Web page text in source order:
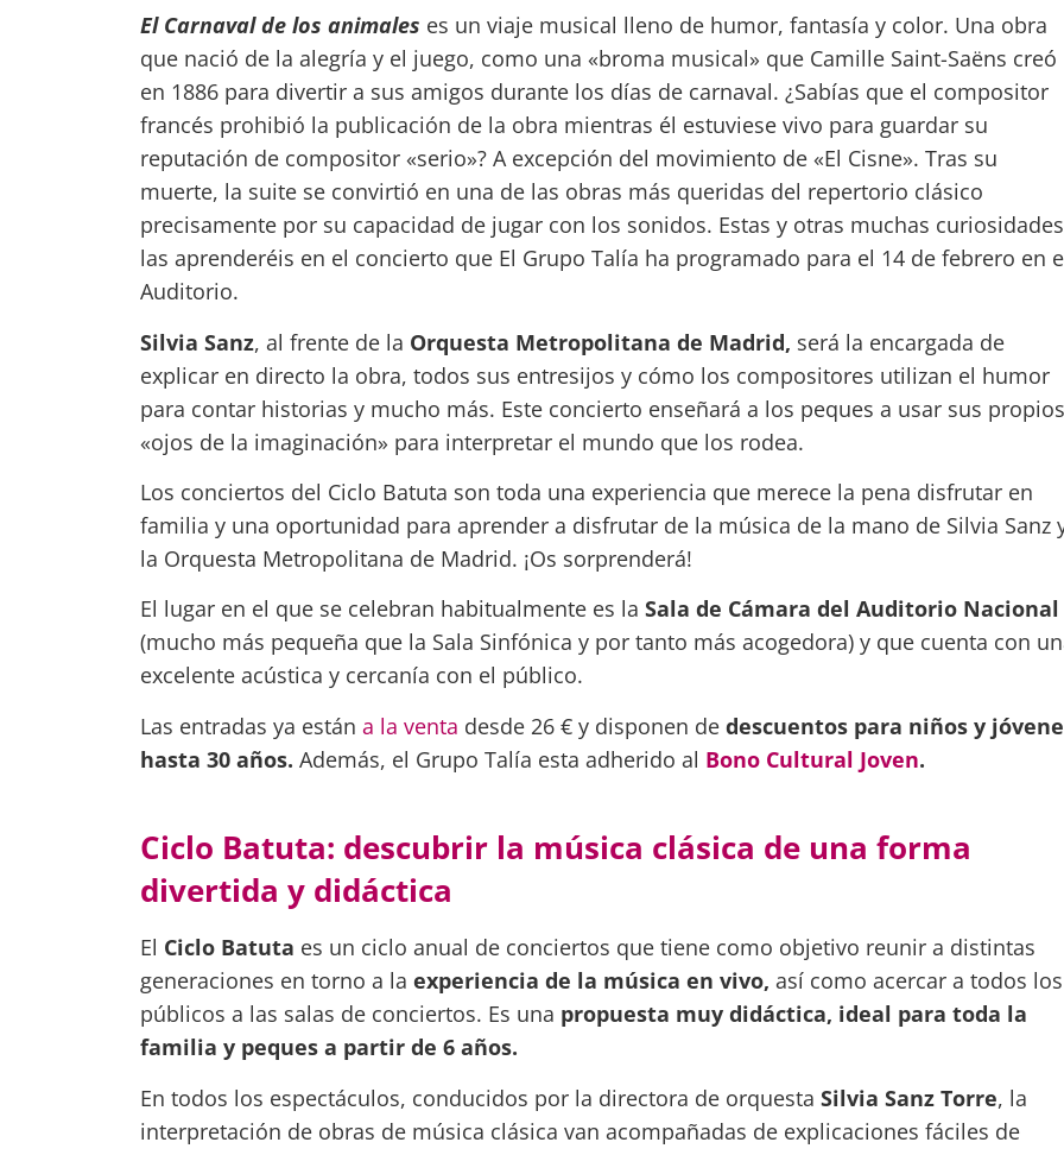
El Carnaval de los animales es un viaje musical lleno de humor, fantasía y color. Una obra
que nació de la alegría y el juego, como una «broma musical» que Camille Saint-Saëns creó
en 1886 para divertir a sus amigos durante los días de carnaval. ¿Sabías que el compositor
francés prohibió la publicación de la obra mientras él estuviese vivo para guardar su
reputación de compositor «serio»? A excepción del movimiento de «El Cisne». Tras su
muerte, la suite se convirtió en una de las obras más queridas del repertorio clásico
precisamente por su capacidad de jugar con los sonidos. Estas y otras muchas curiosidades
las aprenderéis en el concierto que El Grupo Talía ha programado para el 14 de febrero en
Auditorio.
Silvia Sanz, al frente de la Orquesta Metropolitana de Madrid, será la encargada de
explicar en directo la obra, todos sus entresijos y cómo los compositores utilizan el humor
para contar historias y mucho más. Este concierto enseñará a los peques a usar sus propios
«ojos de la imaginación» para interpretar el mundo que los rodea.
Los conciertos del Ciclo Batuta son toda una experiencia que merece la pena disfrutar en
familia y una oportunidad para aprender a disfrutar de la música de la mano de Silvia Sanz
la Orquesta Metropolitana de Madrid. ¡Os sorprenderá!
El lugar en el que se celebran habitualmente es la Sala de Cámara del Auditorio Nacional
(mucho más pequeña que la Sala Sinfónica y por tanto más acogedora) y que cuenta con
excelente acústica y cercanía con el público.
Las entradas ya están a la venta desde 26 € y disponen de descuentos para niños y
hasta 30 años. Además, el Grupo Talía esta adherido al Bono Cultural Joven.
Ciclo Batuta: descubrir la música clásica de una forma
divertida y didáctica
El Ciclo Batuta es un ciclo anual de conciertos que tiene como objetivo reunir a distintas
generaciones en torno a la experiencia de la música en vivo, así como acercar a todos los
públicos a las salas de conciertos. Es una propuesta muy didáctica, ideal para toda la
familia y peques a partir de 6 años.
En todos los espectáculos, conducidos por la directora de orquesta Silvia Sanz Torre, la
interpretación de obras de música clásica van acompañadas de explicaciones fáciles de